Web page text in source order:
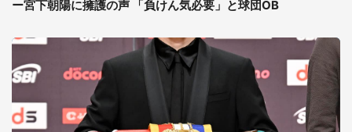
ー宮下朝陽に擁護の声 「負けん気必要」と球団OB